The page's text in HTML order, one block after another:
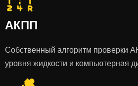
АКПП
Собственный алгоритм проверки
уровня жидкости и компьютерная